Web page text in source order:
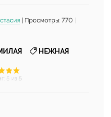
| Просмотры: 770 |
НЕЖНАЯ
: 5 из 5